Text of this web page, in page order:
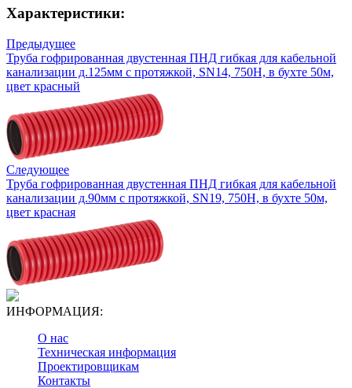
Характеристики:
Предыдущее
Труба гофрированная двустенная ПНД гибкая для кабельной
канализации д.125мм с протяжкой, SN14, 750Н, в бухте 50м,
цвет красный
Следующее
Труба гофрированная двустенная ПНД гибкая для кабельной
канализации д.90мм с протяжкой, SN19, 750Н, в бухте 50м,
цвет красная
ИНФОРМАЦИЯ:
О нас
Техническая информация
Проектировщикам
Контакты